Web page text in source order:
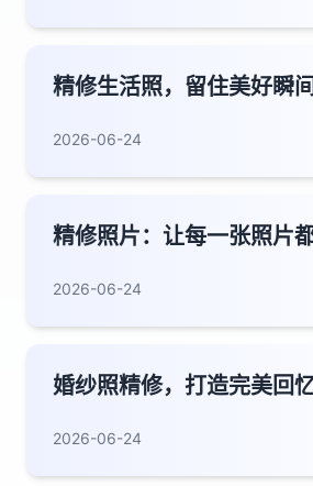
精修生活照，留住美好瞬间
2026-06-24
精修照片：让每一张照片
2026-06-24
婚纱照精修，打造完美回
2026-06-24